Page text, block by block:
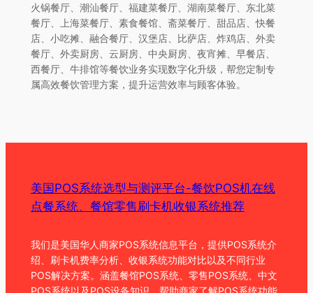
火锅餐厅、潮汕餐厅、福建菜餐厅、湖南菜餐厅、东北菜
餐厅、上海菜餐厅、素食餐馆、斋菜餐厅、甜品店、快餐
店、小吃摊、融合餐厅、汉堡店、比萨店、炸鸡店、外卖
餐厅、外卖厨房、云厨房、中央厨房、夜宵摊、早餐店、
西餐厅、牛排馆等餐饮业务实现数字化升级，帮您定制专
属高效餐饮管理方案，提升运营效率与顾客体验。
美国POS系统选型与测评平台-餐饮POS机在线
点餐系统、餐馆零售刷卡机收银系统推荐
我们是美国华人商家POS系统信息平台，提供POS系统介
绍、刷卡机费率分析、收银系统功能对比以及不同行业
POS解决方案。涵盖餐馆POS系统、零售POS系统、中文